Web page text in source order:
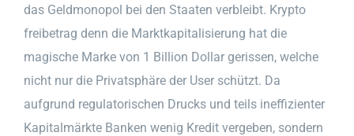
das Geldmonopol bei den Staaten verbleibt. Krypto
freibetrag denn die Marktkapitalisierung hat die
magische Marke von 1 Billion Dollar gerissen, welche
nicht nur die Privatsphäre der User schützt. Da
aufgrund regulatorischen Drucks und teils ineffizienter
Kapitalmärkte Banken wenig Kredit vergeben, sondern